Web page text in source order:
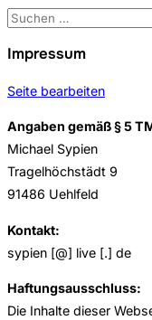
Suchen
nach:
Impressum
Seite bearbeiten
Angaben gemäß § 5
Michael Sypien
Tragelhöchstädt 9
91486 Uehlfeld
Kontakt:
sypien [@] live [.] de
Haftungsausschluss:
Die Inhalte dieser